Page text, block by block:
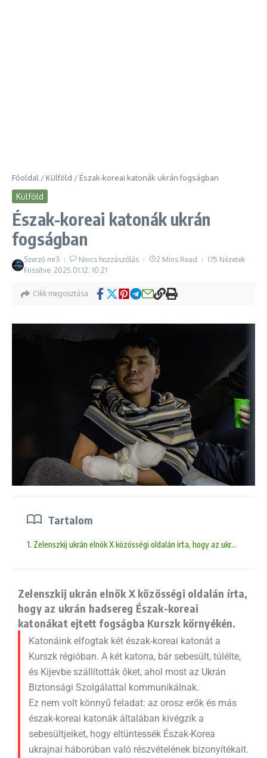
Főoldal / Külföld / Észak-koreai katonák ukrán fogságban
Külföld
Észak-koreai katonák ukrán
fogságban
Szerző mr3 Nincs hozzászólás 2 Mins Read
175 Nézetek
Frissítve: 2025.01.12. 10:21
Cikk megosztása
Tartalom
1. Zelenszkij ukrán elnök X közösségi oldalán írta, hogy az ukrán
Zelenszkij ukrán elnök X közösségi oldalán írta,
hogy az ukrán hadsereg Észak-koreai
katonákat ejtett fogságba Kurszk környékén.
Katonáink elfogtak két észak-koreai katonát a
Kurszk régióban. A két katona, bár sebesült, túlélte,
és Kijevbe szállították őket, ahol most az Ukrán
Biztonsági Szolgálattal kommunikálnak.
Ez nem volt könnyű feladat: az orosz erők és más
észak-koreai katonák általában kivégzik a
sebesültjeiket, hogy eltüntessék Észak-Korea
ukrajnai háborúban való részvételének bizonyítékait.